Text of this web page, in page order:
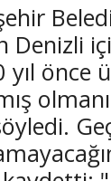
Denizli
önce